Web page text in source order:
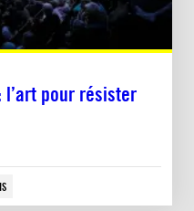
l’art pour résister